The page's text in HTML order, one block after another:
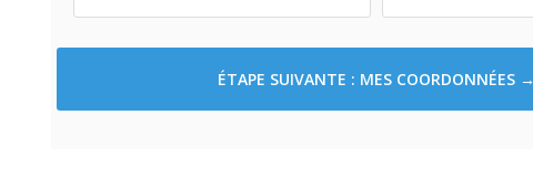
ÉTAPE SUIVANTE : MES COORDONNÉES →